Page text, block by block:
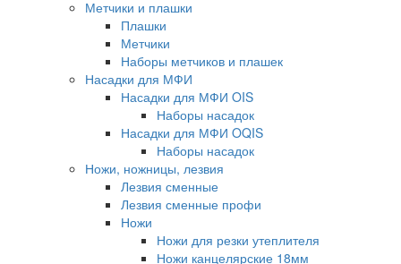
Метчики и плашки
Плашки
Метчики
Наборы метчиков и плашек
Насадки для МФИ
Насадки для МФИ OIS
Наборы насадок
Насадки для МФИ OQIS
Наборы насадок
Ножи, ножницы, лезвия
Лезвия сменные
Лезвия сменные профи
Ножи
Ножи для резки утеплителя
Ножи канцелярские 18мм